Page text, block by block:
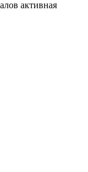
активная